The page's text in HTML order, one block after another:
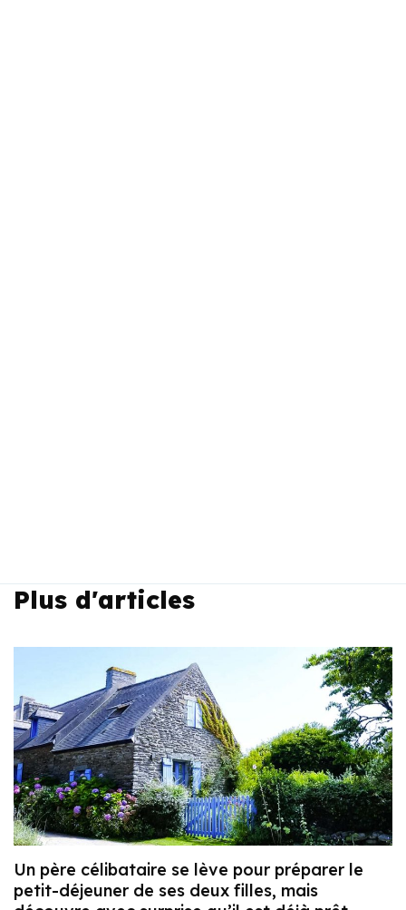
Plus d'articles
Un père célibataire se lève pour préparer le
petit-déjeuner de ses deux filles, mais